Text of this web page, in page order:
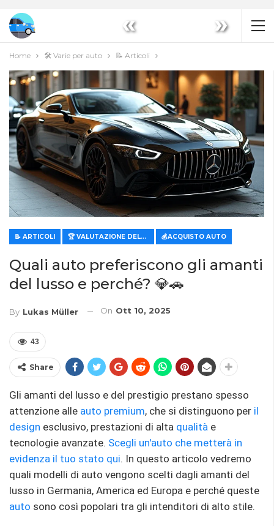
« »
Home 🛠️ Varie per auto 📝 Articoli
📝 ARTICOLI 🏆 VALUTAZIONE DELLE CARATTERISTICHE E DEL VALORE 💰ACQUISTO AUTO
Quali auto preferiscono gli amanti
del lusso e perché? 💎🚗
By Lukas Müller On Ott 10, 2025
43
Share
Gli amanti del lusso e del prestigio prestano spesso
attenzione alle auto premium, che si distinguono per il
design esclusivo, prestazioni di alta qualità e
tecnologie avanzate. Scegli un'auto che metterà in
evidenza il tuo stato qui. In questo articolo vedremo
quali modelli di auto vengono scelti dagli amanti del
lusso in Germania, America ed Europa e perché queste
auto sono così popolari tra gli intenditori di alto stile.